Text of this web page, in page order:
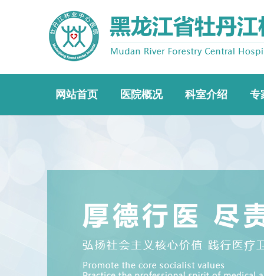
网站首页 医院概况 科室介绍 专